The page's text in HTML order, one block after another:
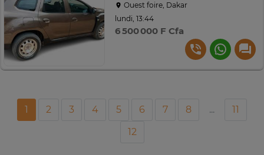
Ouest foire, Dakar
lundi, 13:44
6 500 000 F Cfa
1 2 3 4 5 6 7 8 ...
11
12